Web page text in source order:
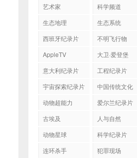
艺术家
科学频道
生态地理
生态系统
西班牙纪录片
不明飞行物
AppleTV
大卫·爱登堡
意大利纪录片
工程纪录片
宇宙探索纪录片
中国传统文化
动物超能力
爱尔兰纪录片
古埃及
人与自然
动物星球
科学纪录片
连环杀手
犯罪现场